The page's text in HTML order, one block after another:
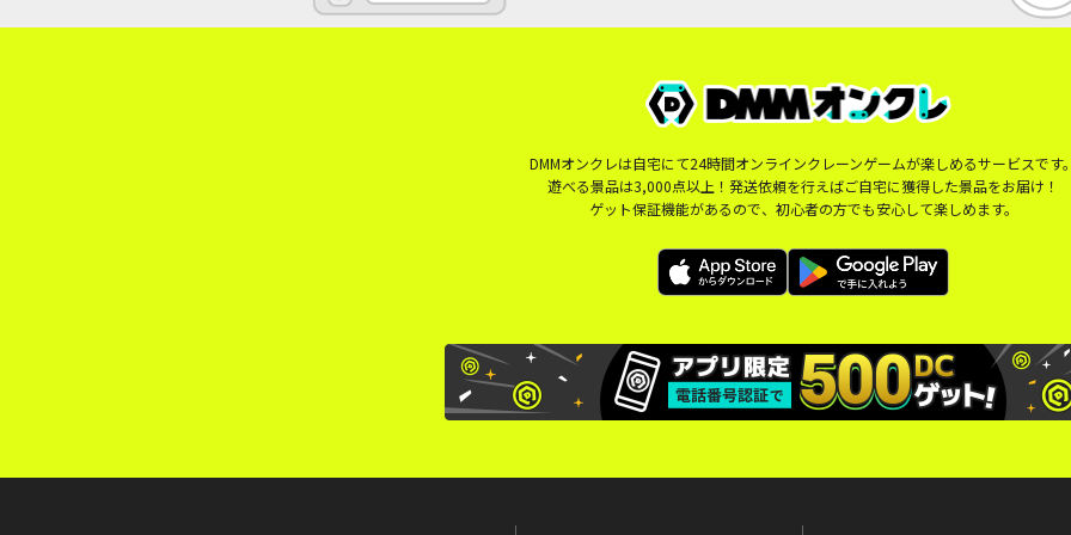
DMMオンクレは自宅にて24時間オンラインクレーンゲームが楽しめるサービスです
遊べる景品は3,000点以上！発送依頼を行えばご自宅に獲得した景品をお届け！
ゲット保証機能があるので、初心者の方でも安心して楽しめます。